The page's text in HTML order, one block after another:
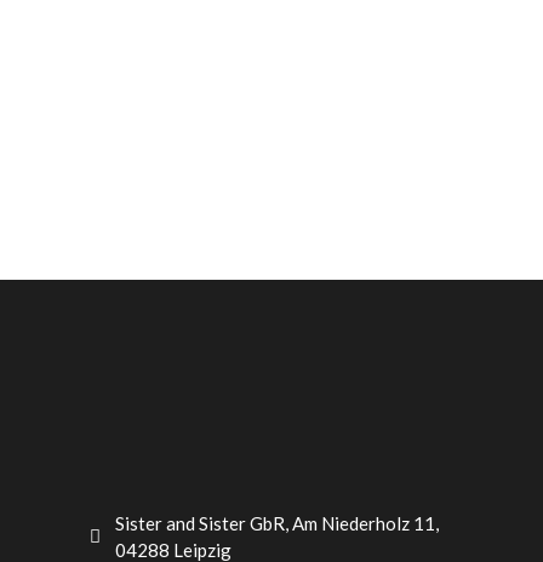
Sister and Sister GbR, Am Niederholz 11,
04288 Leipzig